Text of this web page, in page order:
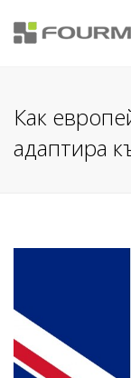
Как
адаптира